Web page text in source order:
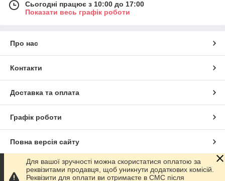
Сьогодні працює з 10:00 до 17:00
Показати весь графік роботи
Про нас
Контакти
Доставка та оплата
Графік роботи
Повна версія сайту
Сайт створено на маркетплейсіProm.ua
Для вашої зручності можна скористатися оплатою за
реквізитами продавця, щоб уникнути додаткових комісій.
Реквізити для оплати ви отримаєте в СМС після